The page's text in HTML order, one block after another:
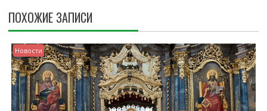
А
Ц
И
Я
П
О
З
А
ПОХОЖИЕ ЗАПИСИ
Новости